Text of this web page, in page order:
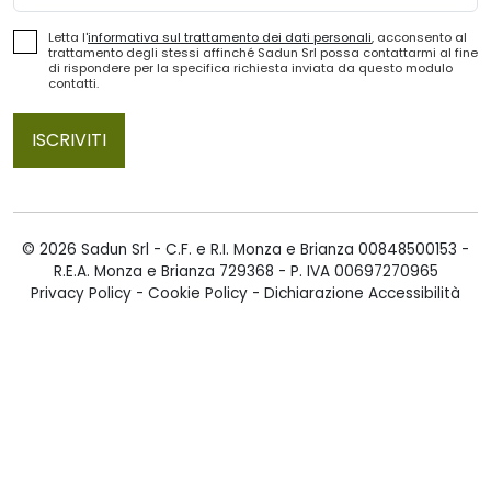
Letta l'informativa sul trattamento dei dati personali, acconsento al
trattamento degli stessi affinché Sadun Srl possa contattarmi al fine
di rispondere per la specifica richiesta inviata da questo modulo
contatti.
ISCRIVITI
© 2026 Sadun Srl - C.F. e R.I. Monza e Brianza 00848500153 -
R.E.A. Monza e Brianza 729368 - P. IVA 00697270965
Privacy Policy - Cookie Policy - Dichiarazione Accessibilità